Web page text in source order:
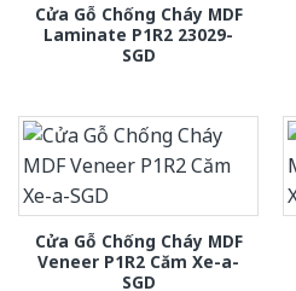
Cửa Gỗ Chống Cháy MDF
Laminate P1R2 23029-
SGD
Cửa Gỗ Chống Cháy MDF
Veneer P1R2 Căm Xe-a-
SGD